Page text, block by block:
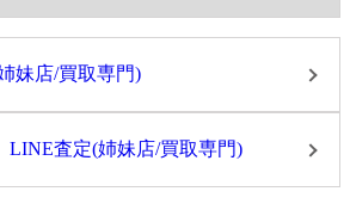
妹店/買取専門)
査定(姉妹店/買取専門)